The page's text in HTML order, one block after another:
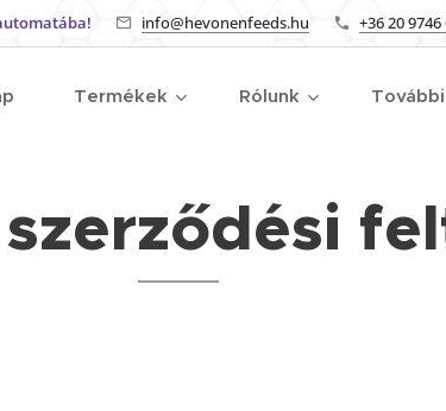
info@hevonenfeeds.hu +36 20 9746
Termékek Rólunk